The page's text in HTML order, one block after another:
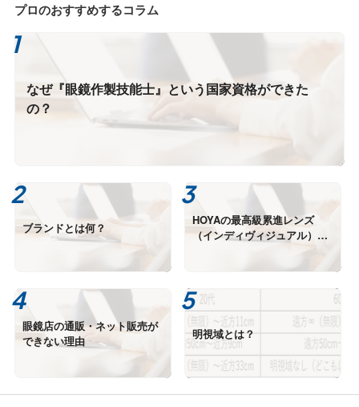
プロのおすすめするコラム
なぜ『眼鏡作製技能士』という国家資格ができた
の？
ブランドとは何？
HOYAの最高級累進レンズ
（インディヴィジュアル）の
極・雅・望・紬は何が違う？
眼鏡店の通販・ネット販売が
できない理由
明視域とは？